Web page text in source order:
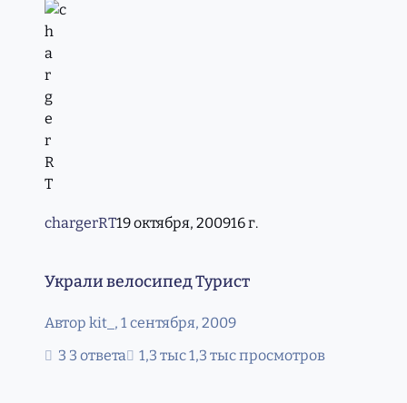
chargerRT19 октября, 200916 г.
Украли велосипед Турист
Автор kit_ , 1 сентября, 2009
3 ответа
1,3 тыс просмотров